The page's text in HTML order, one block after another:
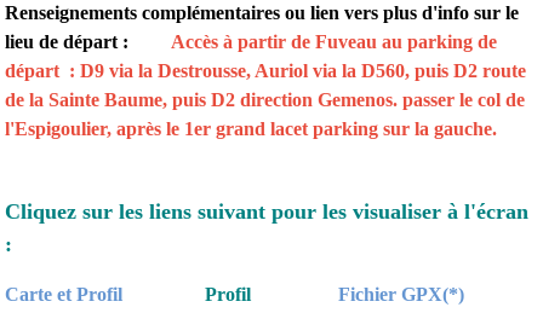
Renseignements complémentaires ou lien vers plus d'info sur le
lieu de départ :
Accès à partir de Fuveau au parking de
départ : D9 via la Destrousse, Auriol via la D560, puis D2 route
de la Sainte Baume, puis D2 direction Gemenos. passer le col de
l'Espigoulier, après le 1er grand lacet parking sur la gauche.
Cliquez sur les liens suivant pour les visualiser à l'écran
:
Carte et Profil Profil Fichier GPX(*)